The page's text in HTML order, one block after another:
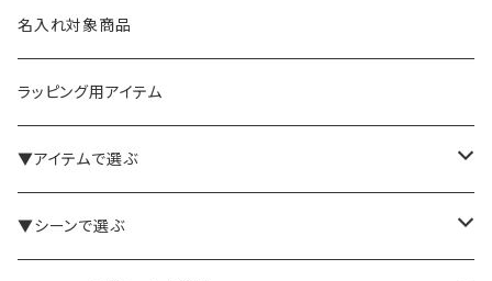
名入れ対象商品
ラッピング用アイテム
▼アイテムで選ぶ
バインダー・メモパッド
▼シーンで選ぶ